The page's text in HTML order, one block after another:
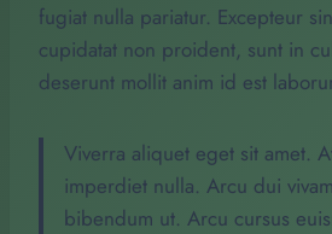
fugiat nulla pariatur. Excepteur
cupidatat non proident, sunt in
deserunt mollit anim id est
Viverra aliquet eget sit amet.
imperdiet nulla. Arcu dui
bibendum ut. Arcu cursus